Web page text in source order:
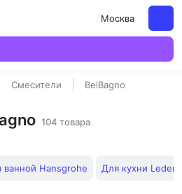
Москва
Смесители BelBagno
104 товара
ванной Hansgrohe Для кухни